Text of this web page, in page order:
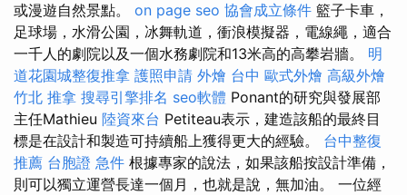
或漫遊自然景點。 on page seo 協會成立條件 籃子卡車，
足球場，水滑公園，冰舞軌道，衝浪模擬器，電線繩，適合
一千人的劇院以及一個水務劇院和13米高的高攀岩牆。 明
道花園城整復推拿 護照申請 外燴 台中 歐式外燴 高級外燴
竹北 推拿 搜尋引擎排名 seo軟體 Ponant的研究與發展部
主任Mathieu 陸資來台 Petiteau表示，建造該船的最終目
標是在設計和製造可持續船上獲得更大的經驗。 台中整復
推薦 台胞證 急件 根據專家的說法，如果該船按設計準備，
則可以獨立運營長達一個月，也就是說，無加油。 一位經